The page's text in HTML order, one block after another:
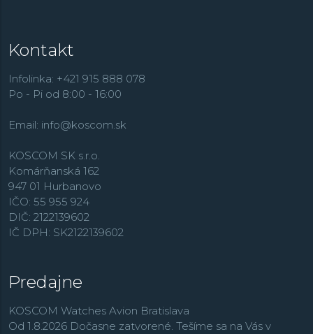
Kontakt
Infolinka: +421 915 888 078
Po - Pi od 8:00 - 16:00
Email: info@koscom.sk
KOSCOM SK s.r.o.
Komárňanská 162
947 01 Hurbanovo
IČO: 55 955 924
DIČ: 2122139602
IČ DPH: SK2122139602
Predajne
KOSCOM Watches Avion Bratislava
Od 1.8.2026 Dočasne zatvorené. Tešíme sa na Vás v